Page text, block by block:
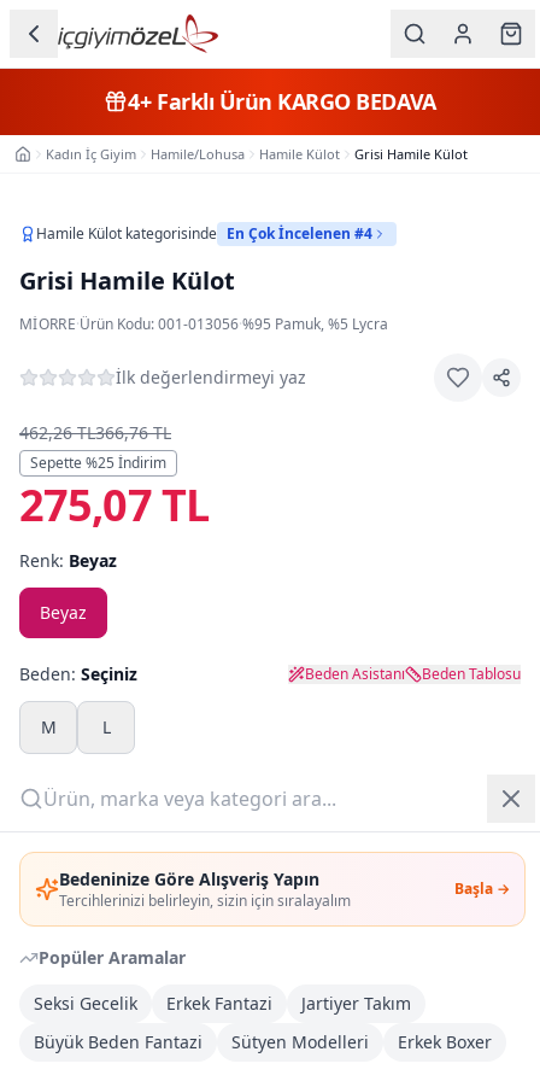
Bedeninize Göre Alışveriş Yapın
Tercihlerinizi belirleyin, sizin için sıralayalım
Başla →
Popüler Aramalar
Seksi Gecelik
Erkek Fantazi
Jartiyer Takım
Büyük Beden Fantazi
Sütyen Modelleri Erkek Boxer
Kategorileri
Erkek
Çocuk
Fantazi
Büyük
Markalar
Yazlık Pijama
Kampanyalar
Yeni Gelenler
OUTLET
Giriş Yap
Üye Ol
4+Farklı Ürün KARGO BEDAVA
Ana SayfaKadın İç Giyim Hamile/Lohusa Hamile Külot Grisi Hamile Külot
Hamile Külot kategorisinde En Çok İncelenen #4
Grisi Hamile Külot
MIORRE·Ürün Kodu:001-013056·%95 Pamuk, %5 Lycra
İlk değerlendirmeyi yaz
462,26 TL366,76 TL
Sepette %25 İndirim
275,07 TL
Renk: Beyaz
Beyaz
Beden: Seçiniz Beden Asistanı Beden Tablosu
M L
Adet:
Sepete Ekle
Şimdi Al
DHL Kargoya Teslim
Bayram tatili sonrasında kargolanacaktır